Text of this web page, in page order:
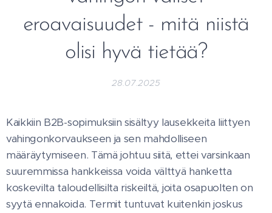
eroavaisuudet - mitä niistä
olisi hyvä tietää?
28.07.2025
Kaikkiin B2B-sopimuksiin sisältyy lausekkeita liittyen
vahingonkorvaukseen ja sen mahdolliseen
määräytymiseen. Tämä johtuu siitä, ettei varsinkaan
suuremmissa hankkeissa voida välttyä hanketta
koskevilta taloudellisilta riskeiltä, joita osapuolten on
syytä ennakoida. Termit tuntuvat kuitenkin joskus